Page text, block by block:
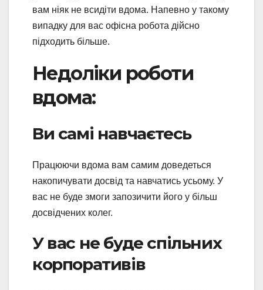
вам ніяк не всидіти вдома. Напевно у такому
випадку для вас офісна робота дійсно
підходить більше.
Недоліки роботи
вдома:
Ви самі навчаєтесь
Працюючи вдома вам самим доведеться
накопичувати досвід та навчатись усьому. У
вас не буде змоги запозичити його у більш
досвідчених колег.
У вас не буде спільних
корпоративів